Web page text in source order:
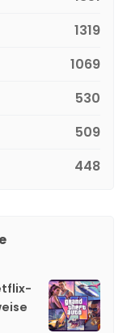
1319
1069
530
509
448